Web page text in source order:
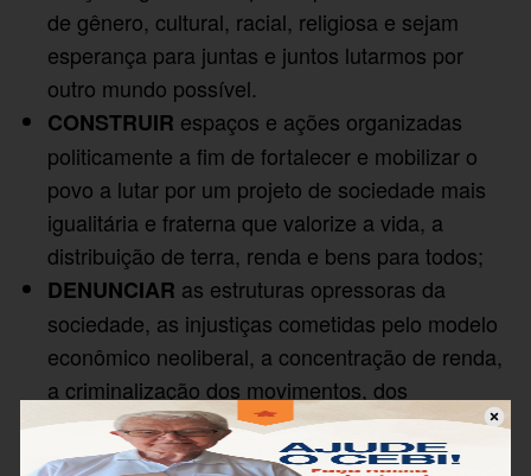
de gênero, cultural, racial, religiosa e sejam
esperança para juntas e juntos lutarmos por
outro mundo possível.
CONSTRUIR espaços e ações organizadas
politicamente a fim de fortalecer e mobilizar o
povo a lutar por um projeto de sociedade mais
igualitária e fraterna que valorize a vida, a
distribuição de terra, renda e bens para todos;
DENUNCIAR as estruturas opressoras da
sociedade, as injustiças cometidas pelo modelo
econômico neoliberal, a concentração de renda,
a criminalização dos movimentos, dos
defensores e defensoras dos direitos humanos e
das lutas populares;